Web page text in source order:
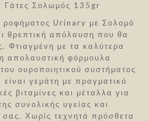
Γάτες Σολωμός 135gr
ροφήματος Urinary με Σολομό
θρεπτική απόλαυση που θα
Φτιαγμένη με τα καλύτερα
απολαυστική φόρμουλα
ουροποιητικού συστήματος
γεμάτη με πραγματικό
βιταμίνες και μέταλλα για
συνολικής υγείας και
σας. Χωρίς τεχνητά πρόσθετα